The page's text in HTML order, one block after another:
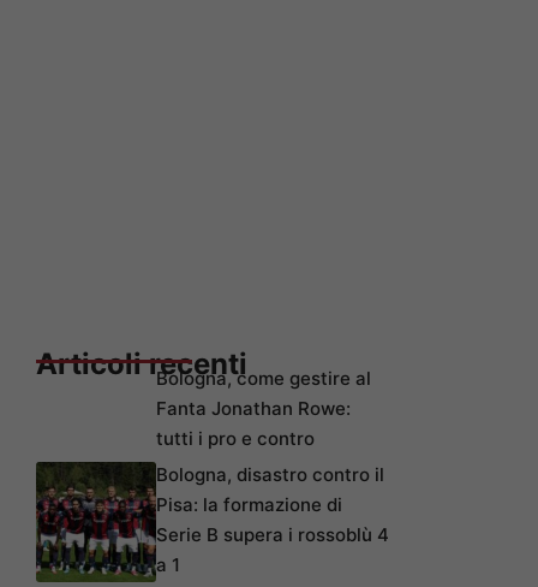
Articoli recentiBologna, come gestire al
Fanta Jonathan Rowe:
tutti i pro e contro
Bologna, disastro contro il
Pisa: la formazione di
Serie B supera i rossoblù 4
a 1